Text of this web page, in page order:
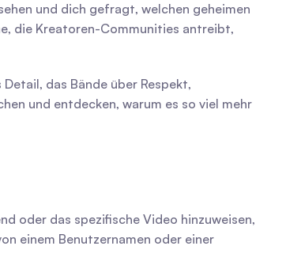
und dich gefragt, welchen geheimen
die Kreatoren-Communities antreibt,
das Bände über Respekt,
und entdecken, warum es so viel mehr
oder das spezifische Video hinzuweisen,
einem Benutzernamen oder einer